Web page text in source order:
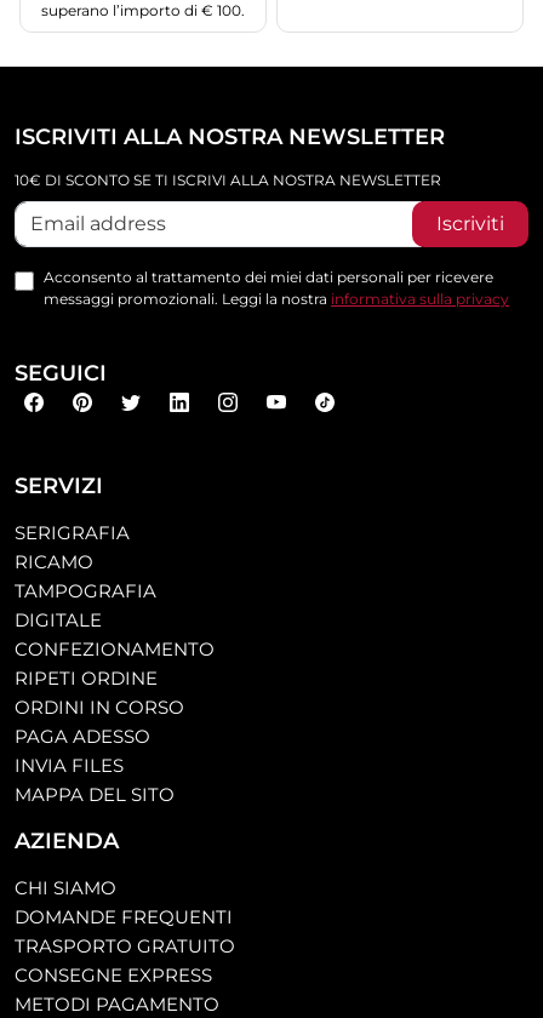
superano l’importo di € 100.
SERVIZI
SERIGRAFIA
RICAMO
TAMPOGRAFIA
DIGITALE
CONFEZIONAMENTO
RIPETI ORDINE
ORDINI IN CORSO
PAGA ADESSO
INVIA FILES
MAPPA DEL SITO
AZIENDA
CHI SIAMO
DOMANDE FREQUENTI
TRASPORTO GRATUITO
CONSEGNE EXPRESS
METODI PAGAMENTO
ISCRIVITI ALLA NOSTRA NEWSLETTER
10€ DI SCONTO SE TI ISCRIVI ALLA NOSTRA NEWSLETTER
Iscriviti
Acconsento al trattamento dei miei dati personali per ricevere
messaggi promozionali. Leggi la nostra informativa sulla privacy
SEGUICI